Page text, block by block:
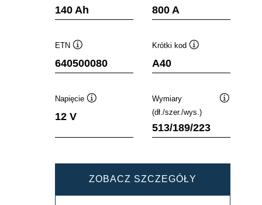
140 Ah 800 A
ETN
640500080
Krótki kod
A40
Napięcie
12 V
Wymiary
(dł./szer./wys.)
513/189/223
ZOBACZ SZCZEGÓŁY
EFB